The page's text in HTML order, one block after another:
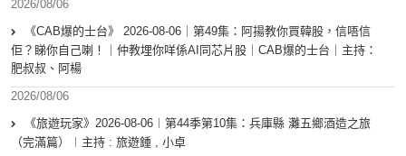
2026/08/06
《CAB爆的士台》 2026-08-06｜第49集：阿揚教你買韓股，信唔信
佢？睇你自己喇！｜仲教埋你咩係AI同芯片股｜CAB爆的士台｜主持：
肥叔叔、阿楊
2026/08/06
《旅遊玩家》2026-08-06︱第44季第10集：兵庫縣 灘五鄉酒造之旅
（完滿篇）︱主持 : 旅遊鍾 , 小卓